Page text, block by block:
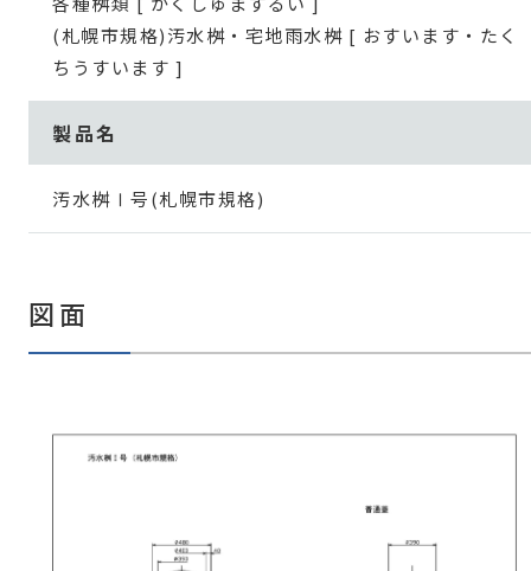
(札幌市規格)汚水桝・宅地雨水桝 [ おすいます・たく
ちうすいます ]
製品名
汚水桝Ⅰ号(札幌市規格)
図面